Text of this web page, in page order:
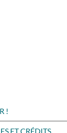
!
ET CRÉDITS